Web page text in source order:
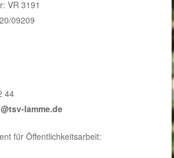
VR 3191
09209
44
lamme.de
für Öffentlichkeitsarbeit: